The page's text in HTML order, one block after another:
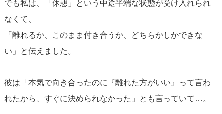
でも私は、「休憩」という中途半端な状態が受け入れられ
なくて、
「離れるか、このまま付き合うか、どちらかしかできな
い」と伝えました。
彼は「本気で向き合ったのに『離れた方がいい』って言わ
れたから、すぐに決められなかった」とも言っていて…。